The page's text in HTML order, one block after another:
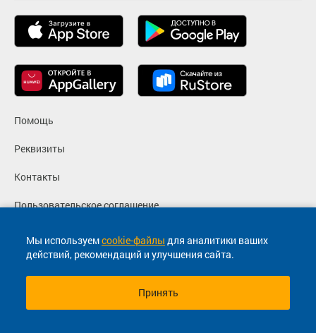
Мы используемcookie-файлы для аналитики ваших
действий, рекомендаций и улучшения сайта.
Принять
Помощь
Реквизиты
Контакты
Пользовательское соглашение
Политика конфиденциальности
Согласие на маркетинговые сообщения
© 2013-2026, ООО "Капитал"- Онлайн сервис продажи